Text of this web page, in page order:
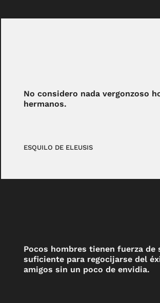
No considero nada vergonzoso
hermanos.
ESQUILO DE ELEUSIS
Pocos hombres tienen fuerza de
suficiente para regocijarse del
amigos sin un poco de envidia.